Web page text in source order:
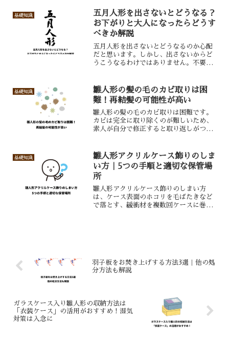
応しいです。
基礎知識
五月人形を出さないとどうなる？
お下がりと大人になったらどうす
べきか解説
五月人形を出さないとどうなるのか心配
だと思います。しかし、出さないからど
うこうなるわけではありません。不要な
しましょう。
基礎知識
雛人形の髪の毛のカビ取りは困
難！再結髪の可能性が高い
雛人形の髪の毛のカビ取りは困難です。
カビは完全に取り除くのが難しいため、
素人が自分で修正すると取り返しがつか
適です。
基礎知識
雛人形アクリルケース飾りのしま
い方｜5つの手順と適切な保管場
所
雛人形アクリルケース飾りのしまい方
は、ケース表面のホコリを毛ばたきなど
で落とす、緩衝材を複数回ケースに巻き
羽子板をお焚き上げする方法3選｜他の処
分方法も解説
ガラスケース入り雛人形の収納方法は
「衣装ケース」の活用がおすすめ！湿気
対策は入念に